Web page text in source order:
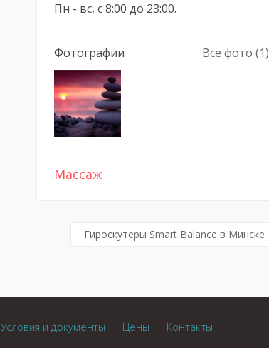
Пн - вс, с 8:00 до 23:00.
Фотографии Все фото (1)
Массаж
Гироскутеры Smart Balance в Минске
Условия и документы Цены Контакты